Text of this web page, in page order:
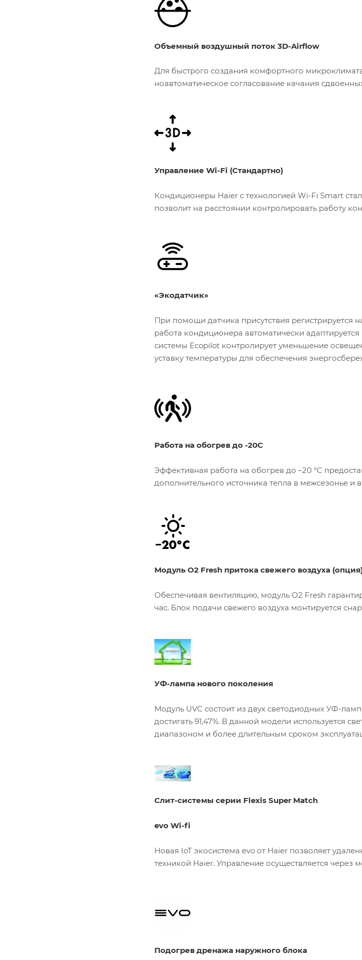
Объемный воздушный поток 3D-Airflow
Для быстрого создания комфортного
ноавтоматическое согласование качания
Управление Wi-Fi (Стандартно)
Кондиционеры Haier с технологией Wi-Fi Smart
позволит на расстоянии контролировать работу
«Экодатчик»
При помощи датчика присутствия регистрируется
работа кондиционера автоматически
системы Ecopilot контролирует уменьшение
уставку температуры для обеспечения
Работа на обогрев до -20С
Эффективная работа на обогрев до –20 °С
дополнительного источника тепла в межсезонье
Модуль O2 Fresh притока свежего воздуха
Обеспечивая вентиляцию, модуль O2 Fresh
час. Блок подачи свежего воздуха монтируется
УФ-лампа нового поколения
Модуль UVC состоит из двух светодиодных УФ-
достигать 91,47%. В данной модели используется
диапазоном и более длительным сроком
Слит-системы серии Flexis Super Match
evo Wi-fi
Новая IoT экосистема evo от Haier позволяет
техникой Haier. Управление осуществляется через
Подогрев дренажа наружного блока